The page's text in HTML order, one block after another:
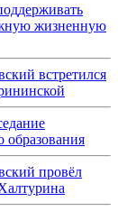
жизненную
встретился
образования
провёл